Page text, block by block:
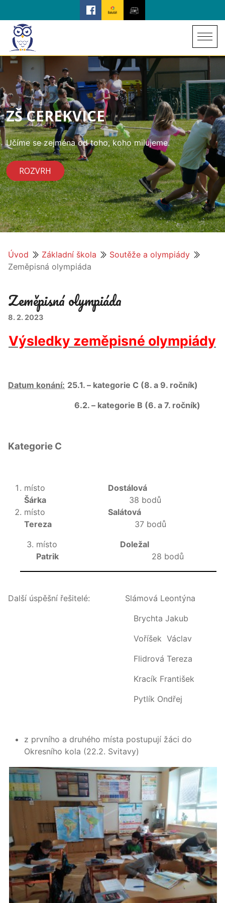
ZŠ CEREKVICE
Učíme se zejména od toho, koho milujeme.
ROZVRH
Úvod Základní škola
Soutěže a olympiády
Zeměpisná olympiáda
Zeměpisná olympiáda
8. 2. 2023
Výsledky zeměpisné olympiády
Datum konání: 25.1. – kategorie C (8. a 9. ročník)
6.2. – kategorie B (6. a 7. ročník)
Kategorie C
místo Dostálová
Šárka 38 bodů
místo Salátová
Tereza 37 bodů
místo Doležal
Patrik 28 bodů
Další úspěšní řešitelé: Slámová Leontýna
Brychta Jakub
Voříšek Václav
Flidrová Tereza
Kracík František
Pytlík Ondřej
z prvního a druhého místa postupují žáci do
Okresního kola (22.2. Svitavy)